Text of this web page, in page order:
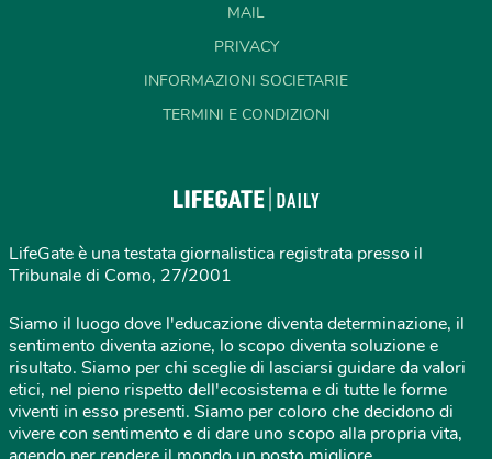
MAIL
PRIVACY
INFORMAZIONI SOCIETARIE
TERMINI E CONDIZIONI
LifeGate è una testata giornalistica registrata presso il
Tribunale di Como, 27/2001
Siamo il luogo dove l'educazione diventa determinazione, il
sentimento diventa azione, lo scopo diventa soluzione e
risultato. Siamo per chi sceglie di lasciarsi guidare da valori
etici, nel pieno rispetto dell'ecosistema e di tutte le forme
viventi in esso presenti. Siamo per coloro che decidono di
vivere con sentimento e di dare uno scopo alla propria vita,